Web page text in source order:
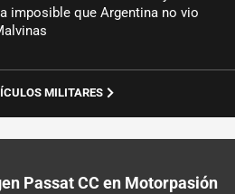
imposible que Argentina no vio
MILITARES
Passat CC en Motorpasión